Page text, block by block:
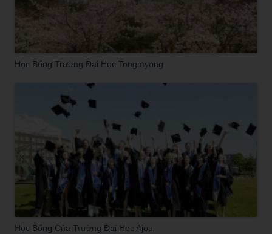
Học Bổng Trường Đại Học Tongmyong
Học Bổng Của Trường Đại Học Ajou